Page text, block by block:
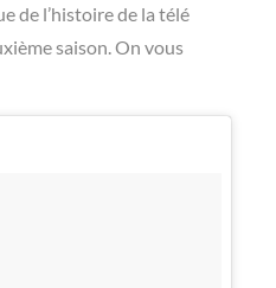
de l’histoire de la télé
saison. On vous